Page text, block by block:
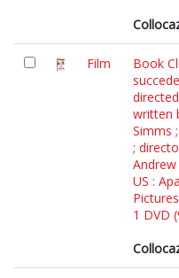
Film
Book
written
Simms
;
US :
1 DVD